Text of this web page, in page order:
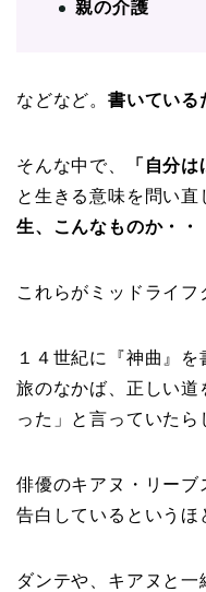
親の介護
などなど。 書いている
そんな中で、
「自分
と生きる意味を問い直
生、こんなものか・・
これらがミッドライフ
１４世紀に『神曲』を
旅のなかば、正しい道
った 」と言っていたら
俳優のキアヌ・リーブ
告白しているというほ
ダンテや、キアヌと一